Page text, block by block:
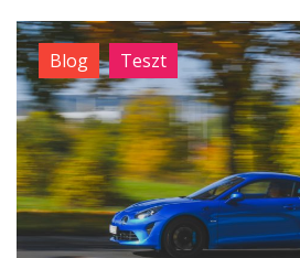
Blog Teszt